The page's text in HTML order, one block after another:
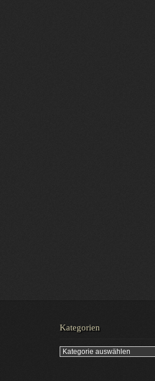
Kategorien
Kategorien